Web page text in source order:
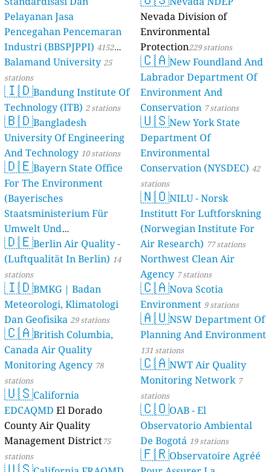
Pelayanan Jasa
Pencegahan Pencemaran
Industri (BBSPJPPI) 4152
stations
Balamand University25
stations
🇮🇩Bandung Institute Of
Technology (ITB) 2 stations
🇧🇩Bangladesh
University Of Engineering
And Technology 10 stations
🇩🇪Bayern State Office
For The Environment
(Bayerisches
Staatsministerium Für
Umwelt Und
Verbraucherschutz) - LfU
46 stations
🇩🇪Berlin Air Quality -
(Luftqualität In Berlin) 14
stations
🇮🇩BMKG | Badan
Meteorologi, Klimatologi
Dan Geofisika 29 stations
🇨🇦British Columbia,
Canada Air Quality
Monitoring Agency 78
stations
🇺🇸California
EDCAQMD El Dorado
County Air Quality
Management District75
stations
Nevada Division of
Environmental
Protection229 stations
🇨🇦New Foundland And
Labrador Department Of
Environment And
Conservation 7 stations
🇺🇸New York State
Department Of
Environmental
Conservation (NYSDEC) 42
stations
🇳🇴NILU - Norsk
Institutt For Luftforskning
(Norwegian Institute For
Air Research) 77 stations
Northwest Clean Air
Agency 7 stations
🇨🇦Nova Scotia
Environment 9 stations
🇦🇺NSW Department Of
Planning And Environment
131 stations
🇨🇦NWT Air Quality
Monitoring Network 7
stations
🇨🇴OAB - El
Observatorio Ambiental
De Bogotá 19 stations
🇫🇷Observatoire Agréé